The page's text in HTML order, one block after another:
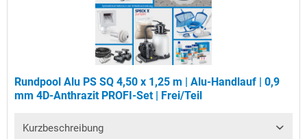
Rundpool Alu PS SQ 4,50 x 1,25 m | Alu-Handlauf | 0,9
mm 4D-Anthrazit PROFI-Set | Frei/Teil
Kurzbeschreibung